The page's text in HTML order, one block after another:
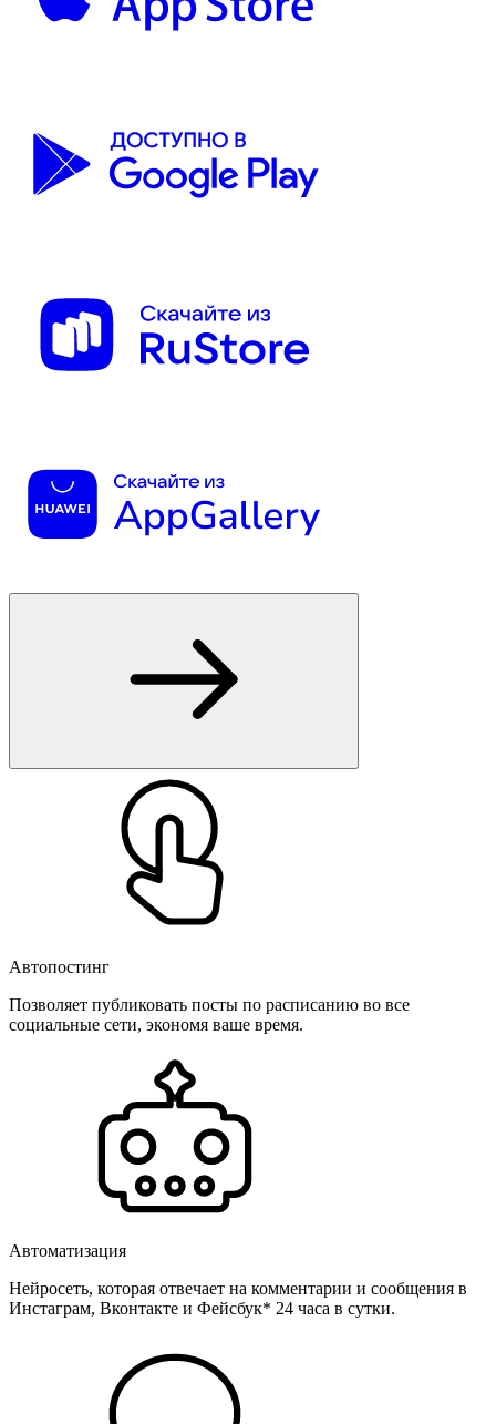
Автопостинг
Позволяет публиковать посты по расписанию во все
социальные сети, экономя ваше время.
Автоматизация
Нейросеть, которая отвечает на комментарии и сообщения в
Инстаграм, Вконтакте и Фейсбук* 24 часа в сутки.